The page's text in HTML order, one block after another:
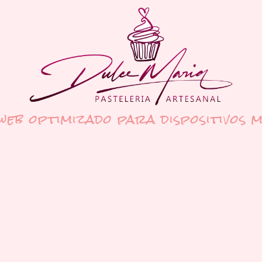
optimizado para dispositivos